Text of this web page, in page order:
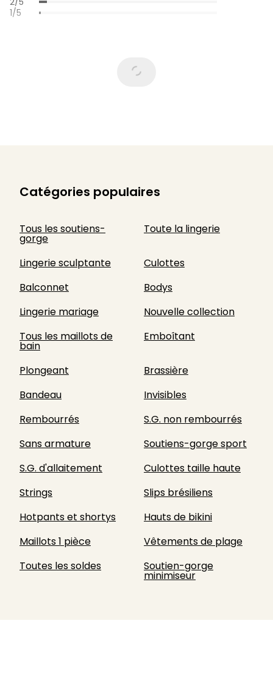
1/5
Catégories populaires
Tous les soutiens-
gorge
Toute la lingerie
Lingerie sculptante
Culottes
Balconnet
Bodys
Lingerie mariage
Nouvelle collection
Tous les maillots de
bain
Emboîtant
Plongeant
Brassière
Bandeau
Invisibles
Rembourrés
S.G. non rembourrés
Sans armature
Soutiens-gorge sport
S.G. d'allaitement
Culottes taille haute
Strings
Slips brésiliens
Hotpants et shortys
Hauts de bikini
Maillots 1 pièce
Vêtements de plage
Toutes les soldes
Soutien-gorge
minimiseur